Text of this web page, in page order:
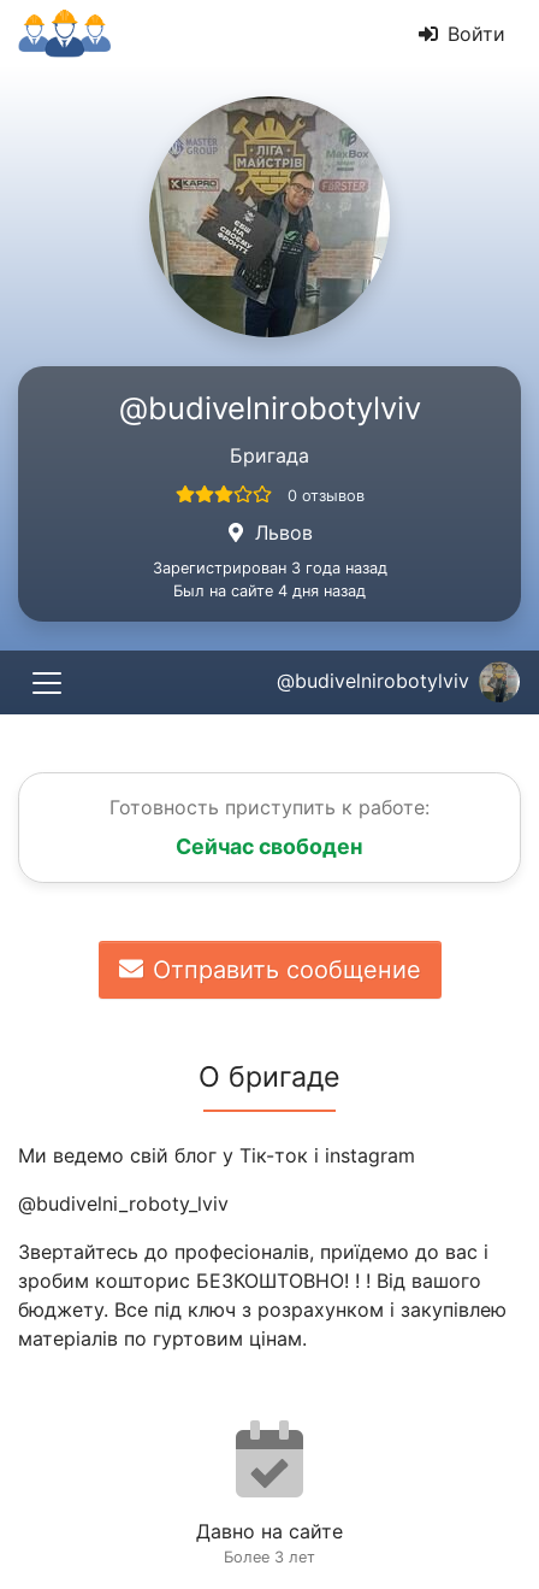
Войти
@budivelnirobotylviv
Бригада
0 отзывов
Львов
Зарегистрирован 3 года назад
Был на сайте 4 дня назад
@budivelnirobotylviv
Готовность приступить к работе:
Сейчас свободен
Отправить сообщение
О бригаде
Ми ведемо свій блог у Тік-ток і instagram
@budivelni_roboty_lviv
Звертайтесь до професіоналів, приїдемо до вас і
зробим кошторис БЕЗКОШТОВНО! ! ! Від вашого
бюджету. Все під ключ з розрахунком і закупівлею
матеріалів по гуртовим цінам.
Давно на сайте
Более 3 лет